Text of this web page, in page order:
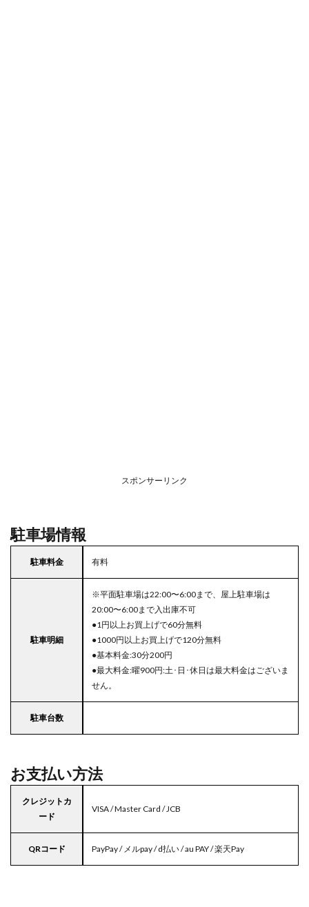
スポンサーリンク
駐車場情報
駐車料金 有料
駐車明細
※平面駐車場は22:00〜6:00まで、屋上駐車場は
20:00〜6:00まで入出庫不可
●1円以上お買上げで60分無料
●1000円以上お買上げで120分無料
●基本料金:30分200円
●最大料金:曜900円:土･日･休日は最大料金はございま
せん。
駐車台数
お支払い方法
クレジットカ
ード
VISA / Master Card / JCB
QRコード PayPay / メルpay / d払い / au PAY / 楽天Pay